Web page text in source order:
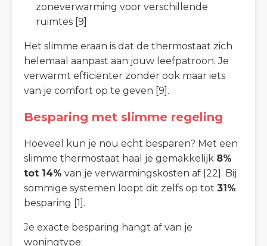
zoneverwarming voor verschillende
ruimtes [9]
Het slimme eraan is dat de thermostaat zich
helemaal aanpast aan jouw leefpatroon. Je
verwarmt efficiënter zonder ook maar iets
van je comfort op te geven [9].
Besparing met slimme regeling
Hoeveel kun je nou echt besparen? Met een
slimme thermostaat haal je gemakkelijk 8%
tot 14% van je verwarmingskosten af [22]. Bij
sommige systemen loopt dit zelfs op tot 31%
besparing [1].
Je exacte besparing hangt af van je
woningtype: